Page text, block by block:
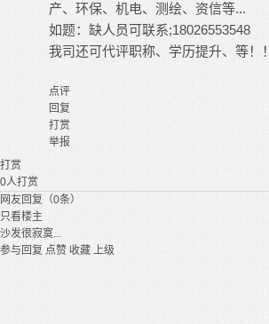
产、环保、机电、测绘、资信等...
如题：缺人员可联系;18026553548
我司还可代评职称、学历提升、等！！
点评
回复
打赏
举报
打赏
0人打赏
网友回复（0条）
只看楼主
沙发很寂寞...
参与回复 点赞 收藏 上级